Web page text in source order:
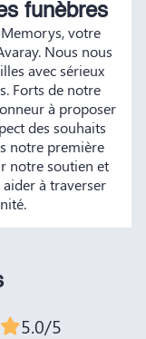
funèbres
votre
Nous nous
avec sérieux
Forts de notre
à proposer
des souhaits
notre première
notre soutien et
à traverser
5.0/5